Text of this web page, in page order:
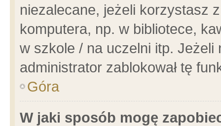
niezalecane, jeżeli korzystasz
komputera, np. w bibliotece,
w szkole / na uczelni itp.
administrator zablokował tę
Góra
W jaki sposób mogę